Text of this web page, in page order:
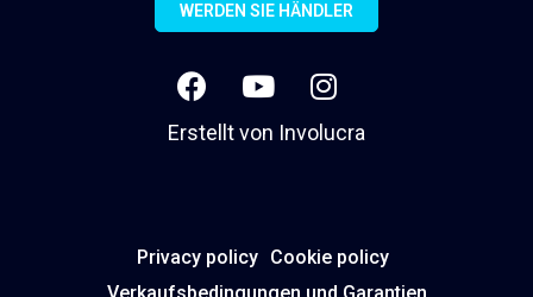
WERDEN SIE HÄNDLER
Erstellt von Involucra
Privacy policy Cookie policy